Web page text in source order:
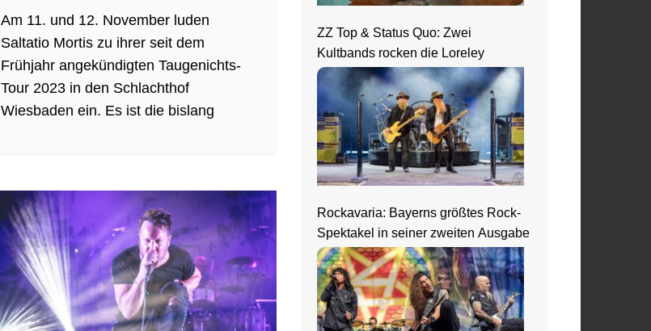
Am 11. und 12. November luden
Saltatio Mortis zu ihrer seit dem
Frühjahr angekündigten Taugenichts-
Tour 2023 in den Schlachthof
Wiesbaden ein. Es ist die bislang
ZZ Top & Status Quo: Zwei
Kultbands rocken die Loreley
Rockavaria: Bayerns größtes Rock-
Spektakel in seiner zweiten Ausgabe